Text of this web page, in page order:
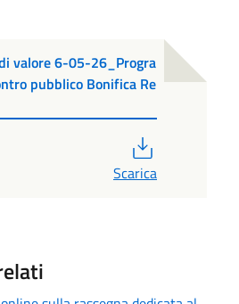
valore 6-05-26_Progra
pubblico Bonifica Re
Scarica